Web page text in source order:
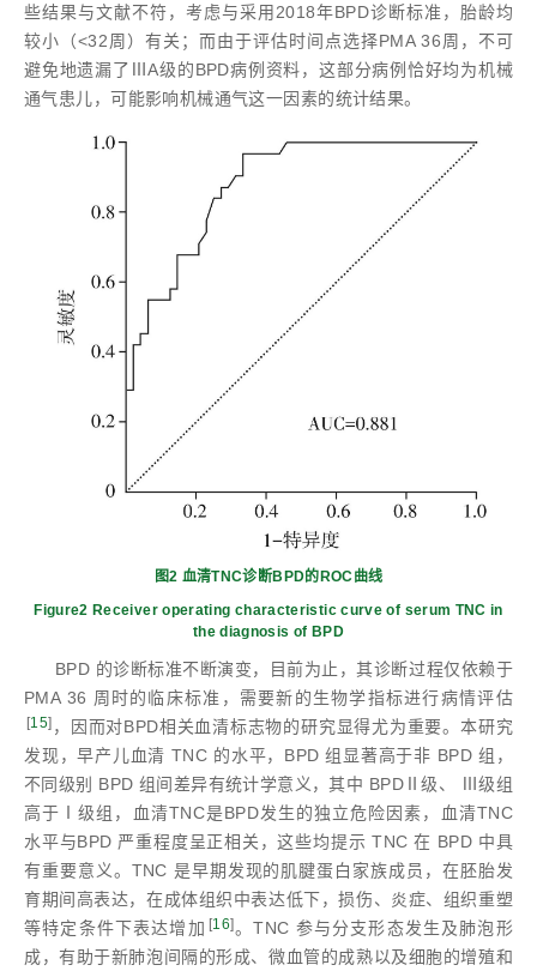
些结果与文献不符，考虑与采用2018年BPD诊断标准，胎龄均
较小（<32周）有关；而由于评估时间点选择PMA 36周，不可
避免地遗漏了ⅢA级的BPD病例资料，这部分病例恰好均为机械
通气患儿，可能影响机械通气这一因素的统计结果。
图2 血清TNC诊断BPD的ROC曲线
Figure2 Receiver operating characteristic curve of serum TNC in
the diagnosis of BPD
BPD 的诊断标准不断演变，目前为止，其诊断过程仅依赖于
PMA 36 周时的临床标准，需要新的生物学指标进行病情评估
[15] ，因而对BPD相关血清标志物的研究显得尤为重要。本研究
发现，早产儿血清 TNC 的水平，BPD 组显著高于非 BPD 组，
不同级别 BPD 组间差异有统计学意义，其中 BPDⅡ级、 Ⅲ级组
高于Ⅰ级组，血清TNC是BPD发生的独立危险因素，血清TNC
水平与BPD 严重程度呈正相关，这些均提示 TNC 在 BPD 中具
有重要意义。TNC 是早期发现的肌腱蛋白家族成员，在胚胎发
育期间高表达，在成体组织中表达低下，损伤、炎症、组织重塑
等特定条件下表达增加 [16]。TNC 参与分支形态发生及肺泡形
成，有助于新肺泡间隔的形成、微血管的成熟以及细胞的增殖和